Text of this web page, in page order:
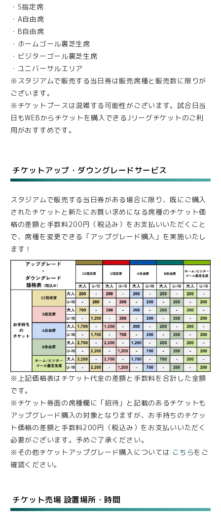
・S指定席
・A自由席
・B自由席
・ホームゴール裏芝生席
・ビジターゴール裏芝生席
・ユニバーサルエリア
※スタジアムで販売する当日券は販売席種と販売数に限りが
ございます。
※チケットブースは混雑する可能性がございます。試合日当
日もWEBからチケットを購入できるJリーグチケットのご利
用がおすすめです。
チケットアップ・ダウングレードサービス
スタジアムで販売する当日券がある場合に限り、既にご購入
されたチケットと新たにお買い求めになる席種のチケット価
格の差額と手数料200円（税込み）をお支払いいただくこと
で、席種を変更できる「アップグレード購入」を実施いたし
ます！
※上記価格表はチケット代金の差額と手数料を合計した金額
です。
※チケット券面の席種欄に「招待」と記載のあるチケットも
アップグレード購入の対象となりますが、お手持ちのチケッ
ト価格の差額と手数料200円（税込み）をお支払いいただく
必要がございます。予めご了承ください。
※その他チケットアップグレード購入については こちらをご
確認ください。
チケット売場 設置場所・時間